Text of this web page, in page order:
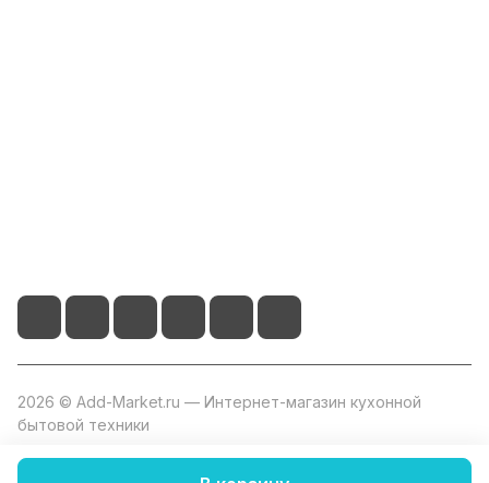
2026 © Add-Market.ru — Интернет-магазин кухонной
бытовой техники